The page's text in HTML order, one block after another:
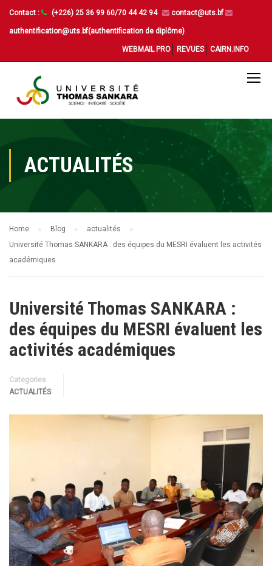
Contact : (+226) 25 36 99 60/70 44 42 94 contact@uts.bf
authentification@uts.bf(authentification de diplôme)
WEBMAIL PRO REVUES CAIRN.INFO
ACTUALITÉS
Home Blog
actualités
Université Thomas SANKARA : des équipes du MESRI évaluent les activités
académiques
Université Thomas SANKARA :
des équipes du MESRI évaluent les
activités académiques
Categories
ACTUALITÉS